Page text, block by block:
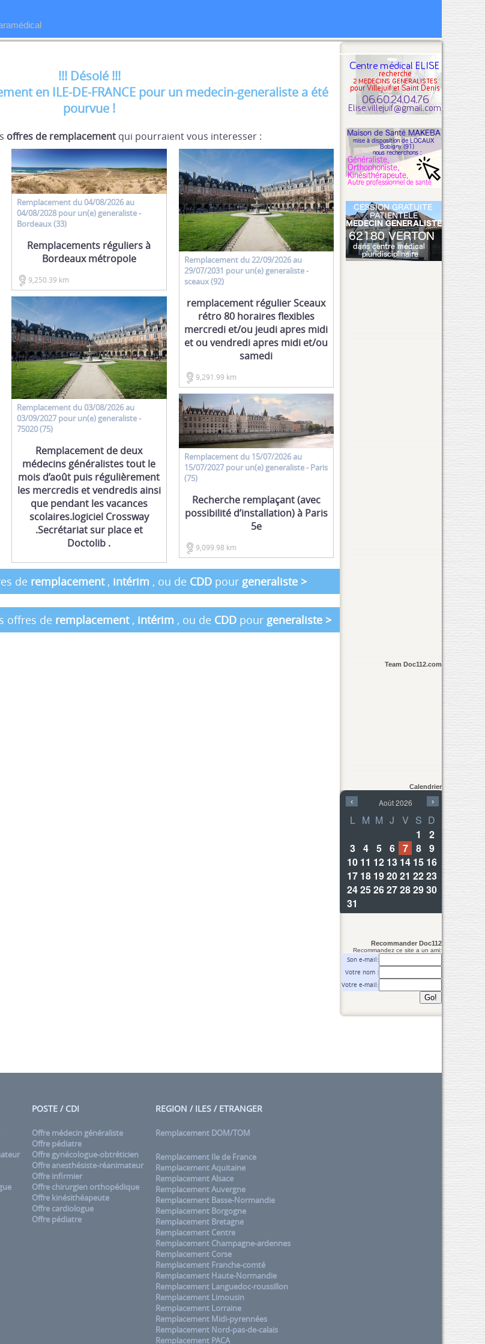
!!! Désolé !!!
en ILE-DE-FRANCE pour un medecin-generaliste a été
pourvue !
offres de remplacement qui pourraient vous interesser :
Remplacement du 04/08/2026 au
04/08/2028 pour un(e) generaliste-
Bordeaux (33)
Remplacements réguliers à
Bordeaux métropole
9,250.39 km
Remplacement du 03/08/2026 au
03/09/2027 pour un(e) generaliste-
75020 (75)
Remplacement de deux
médecins généralistes tout le
mois d’août puis régulièrement
les mercredis et vendredis ainsi
que pendant les vacances
scolaires.logiciel Crossway
.Secrétariat sur place et
Doctolib .
Remplacementdu 22/09/2026 au
29/07/2031 pour un(e) generaliste-
sceaux (92)
remplacement régulier Sceaux
rétro 80 horaires flexibles
mercredi et/ou jeudi apres midi
et ou vendredi apres midi et/ou
samedi
9,291.99 km
Remplacementdu 15/07/2026 au
15/07/2027 pour un(e) generaliste- Paris
(75)
Recherche remplaçant (avec
possibilité d’installation) à Paris
5e
9,099.98 km
de remplacement , intérim , ou de CDDpour generaliste >
offres de remplacement , intérim , ou de CDD pour generaliste >
Team Doc112.com
Calendrier
Recommander Doc112
Recommandez ce site a un ami:
Son e-mail:
Votre nom :
Votre e-mail:
POSTE / CDI
Offre médecin généraliste
Offre pédiatre
Offre gynécologue-obtréticien
Offre anesthésiste-réanimateur
Offre infirmier
Offre chirurgien orthopédique
Offre kinésithéapeute
Offre cardiologue
Offre pédiatre
REGION / ILES / ETRANGER
Remplacement DOM/TOM
Remplacement Ile de France
Remplacement Aquitaine
Remplacement Alsace
Remplacement Auvergne
Remplacement Basse-Normandie
Remplacement Borgogne
Remplacement Bretagne
Remplacement Centre
Remplacement Champagne-ardennes
Remplacement Corse
Remplacement Franche-comté
Remplacement Haute-Normandie
Remplacement Languedoc-roussillon
Remplacement Limousin
Remplacement Lorraine
Remplacement Midi-pyrennées
Remplacement Nord-pas-de-calais
Remplacement PACA